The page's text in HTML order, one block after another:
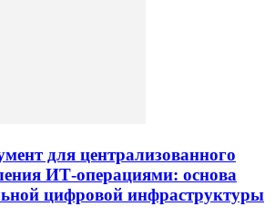
для централизованного
ИТ-операциями: основа
цифровой инфраструктуры